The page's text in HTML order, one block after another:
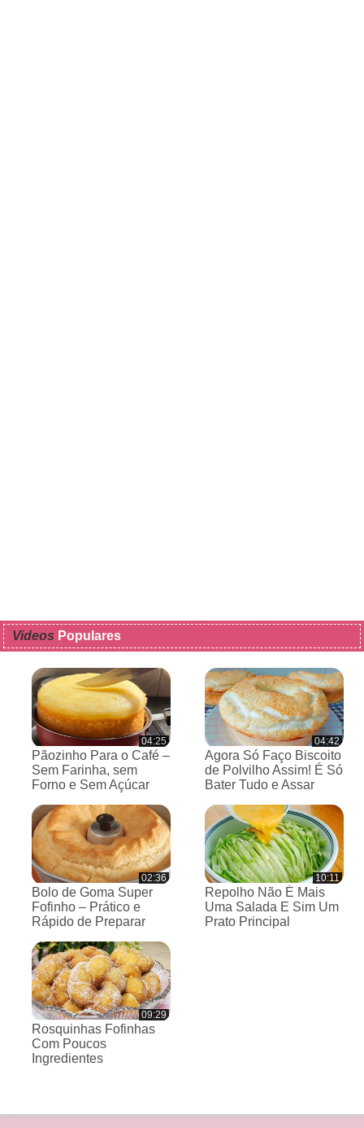
Videos Populares
04:25
Pãozinho Para o Café –
Sem Farinha, sem
Forno e Sem Açúcar
04:42
Agora Só Faço Biscoito
de Polvilho Assim! É Só
Bater Tudo e Assar
02:36
Bolo de Goma Super
Fofinho – Prático e
Rápido de Preparar
10:11
Repolho Não É Mais
Uma Salada E Sim Um
Prato Principal
09:29
Rosquinhas Fofinhas
Com Poucos
Ingredientes